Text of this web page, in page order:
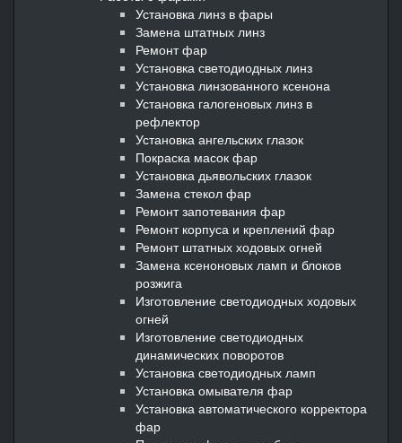
Установка линз в фары
Замена штатных линз
Ремонт фар
Установка светодиодных линз
Установка линзованного ксенона
Установка галогеновых линз в
рефлектор
Установка ангельских глазок
Покраска масок фар
Установка дьявольских глазок
Замена стекол фар
Ремонт запотевания фар
Ремонт корпуса и креплений фар
Ремонт штатных ходовых огней
Замена ксеноновых ламп и блоков
розжига
Изготовление светодиодных ходовых
огней
Изготовление светодиодных
динамических поворотов
Установка светодиодных ламп
Установка омывателя фар
Установка автоматического корректора
фар